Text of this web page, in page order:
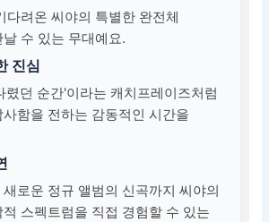
다려온 씨야의 특별한 완전체
수 있는 무대예요.
진심
렸던 순간'이라는 캐치프레이즈처럼
함을 전하는 감동적인 시간을
로운 정규 앨범의 신곡까지 씨야의
스펙트럼을 직접 경험할 수 있는